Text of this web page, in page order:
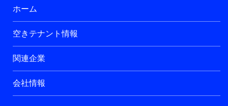
ホーム
空きテナント情報
関連企業
会社情報